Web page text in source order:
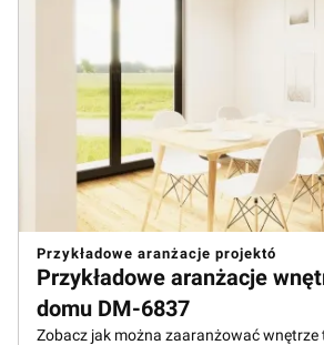
Przykładowe aranżacje projektó
Przykładowe aranżacje
domu DM-6837
Zobacz jak można zaaranżować wnętrze